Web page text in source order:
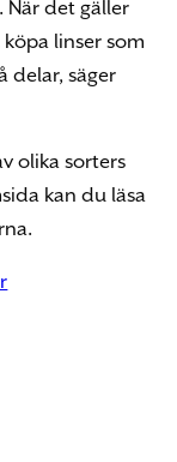
När det gäller
linser som
delar, säger
olika sorters
kan du läsa